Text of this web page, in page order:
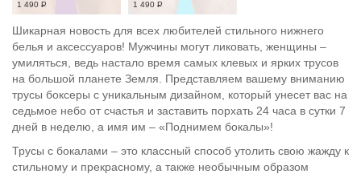
1 490 Р
1 490 Р
Шикарная новость для всех любителей стильного нижнего
белья и аксессуаров! Мужчины могут ликовать, женщины –
умиляться, ведь настало время самых клевых и ярких трусов
на большой планете Земля. Представляем вашему вниманию
трусы боксеры с уникальным дизайном, который унесет вас на
седьмое небо от счастья и заставить порхать 24 часа в сутки 7
дней в неделю, а имя им – «Поднимем бокалы»!
Трусы с бокалами – это классный способ утолить свою жажду к
стильному и прекрасному, а также необычным образом